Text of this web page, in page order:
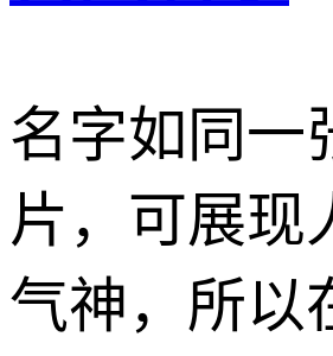
名字如同一
片，可展现
气神，所以